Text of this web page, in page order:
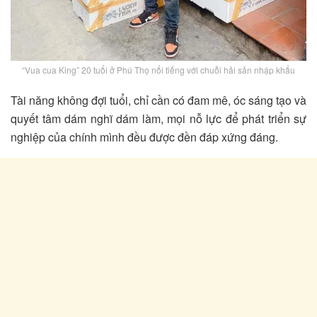
“Vua cua King” 20 tuổi ở Phú Thọ nổi tiếng với chuỗi hải sản nhập khẩu
Tài năng không đợi tuổi, chỉ cần có đam mê, óc sáng tạo và
quyết tâm dám nghĩ dám làm, mọi nỗ lực để phát triển sự
nghiệp của chính mình đều được đền đáp xứng đáng.